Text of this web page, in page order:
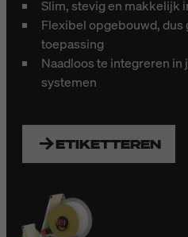
Slim, stevig en makkelijk
Flexibel opgebouwd, dus
toepassing
Naadloos te integreren in
systemen
ETIKETTEREN